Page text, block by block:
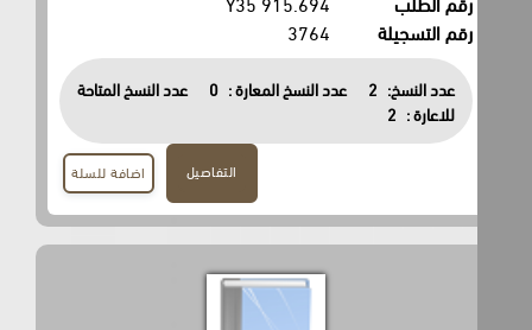
رقم التسجيلة
3764
عدد النسخ: 2 عدد النسخ المعارة : 0
عدد النسخ المتاحة
للاعارة :
2
اضافة للسلة